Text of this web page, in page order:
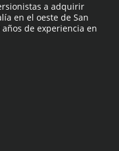
a adquirir
en el oeste de San
años de experiencia en